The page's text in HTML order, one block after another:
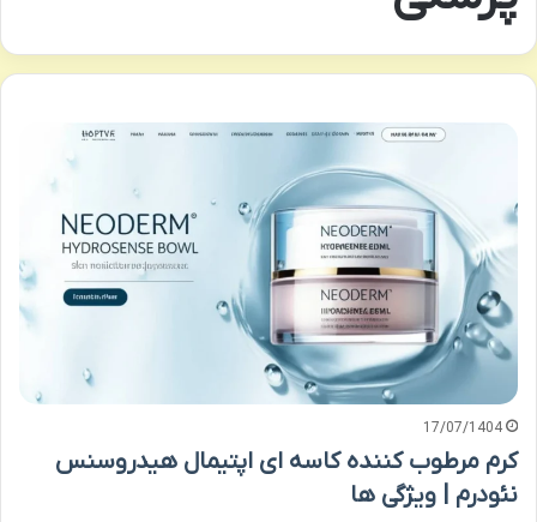
17/07/1404
کرم مرطوب کننده کاسه ای اپتیمال هیدروسنس
نئودرم | ویژگی ها